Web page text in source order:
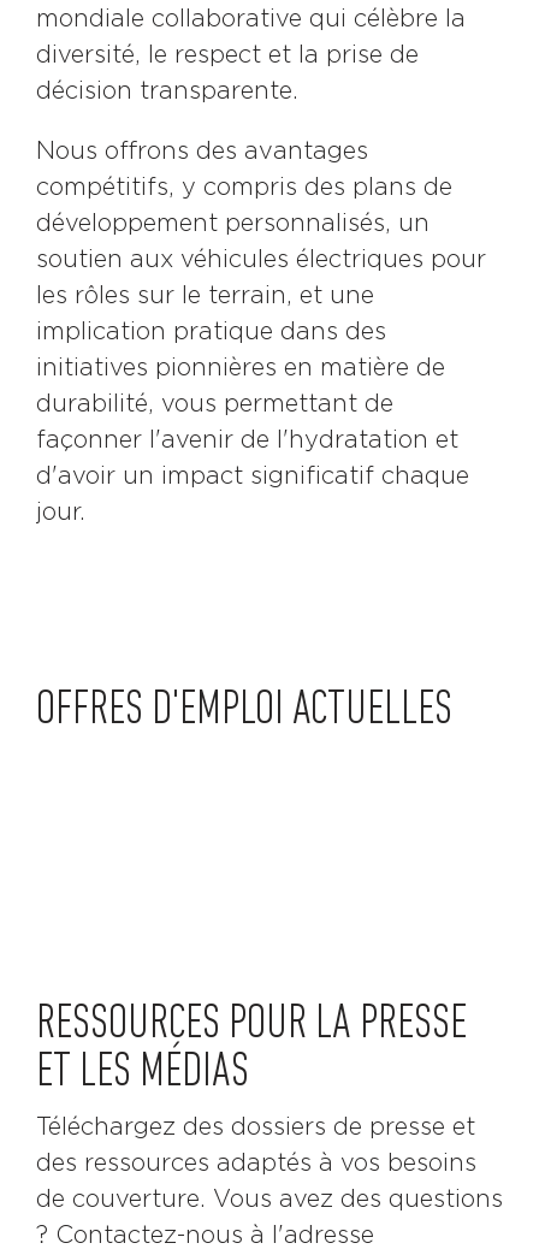
mondiale collaborative qui célèbre la
diversité, le respect et la prise de
décision transparente.
Nous offrons des avantages
compétitifs, y compris des plans de
développement personnalisés, un
soutien aux véhicules électriques pour
les rôles sur le terrain, et une
implication pratique dans des
initiatives pionnières en matière de
durabilité, vous permettant de
façonner l'avenir de l'hydratation et
d'avoir un impact significatif chaque
jour.
OFFRES D'EMPLOI ACTUELLES
RESSOURCES POUR LA PRESSE
ET LES MÉDIAS
Téléchargez des dossiers de presse et
des ressources adaptés à vos besoins
de couverture. Vous avez des questions
? Contactez-nous à l'adresse